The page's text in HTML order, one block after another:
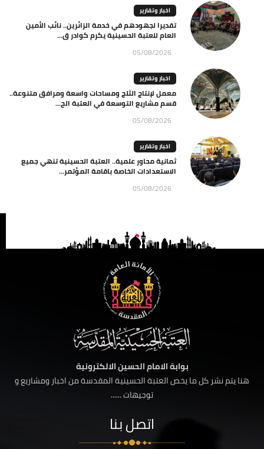
اخبار وتقارير
تقديرا لجهودهم في خدمة الزائرين.. نائب الأمين
العام للعتبة الحسينية يكرم كوادر ق...
05/08/2026
اخبار وتقارير
معمل لإنتاج الثلج ومساحات واسعة ومرافق متنوعة..
قسم مشاريع التوسعة في العتبة الح...
05/08/2026
اخبار وتقارير
ثمانية محاور علمية.. العتبة الحسينية تنهي جميع
الاستعدادات الخاصة باقامة المؤتمر...
05/08/2026
بوابة الامام الحسين الالكترونية
هنا يتم نشر كل ما يخص العتبة الحسينية المقدسة من اخبار ومشاريع و
توجيهات ......
اتصل بنا